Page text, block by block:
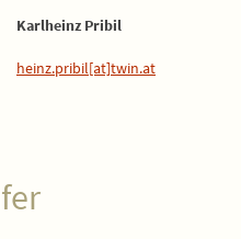
Karlheinz Pribil
heinz.pribil[at]twin.at